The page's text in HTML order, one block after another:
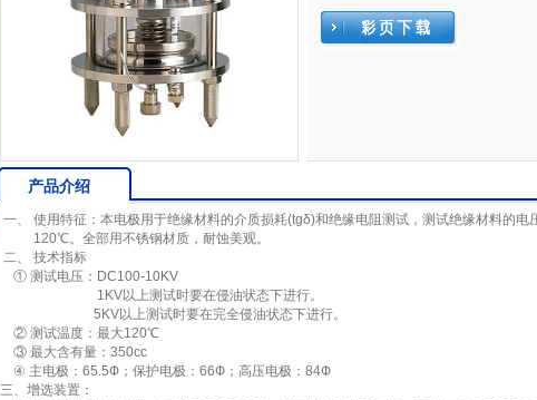
产品介绍
一、 使用特征：本电极用于绝缘材料的介质损耗(tgδ)和绝缘电阻测试，测试绝缘材料的电
120℃。全部用不锈钢材质，耐蚀美观。
二、 技术指标
① 测试电压：DC100-10KV
1KV以上测试时要在侵油状态下进行。
5KV以上测试时要在完全侵油状态下进行。
② 测试温度：最大120℃
③ 最大含有量：350cc
④ 主电极：65.5Ф；保护电极：66Ф；高压电极：84Ф
三、增选装置：